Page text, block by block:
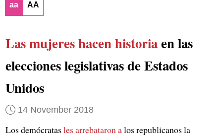
aa AA
Las mujeres hacen historiaen las
elecciones legislativas de Estados
Unidos
14 November 2018
Los demócratasles arrebataron alos republicanos la